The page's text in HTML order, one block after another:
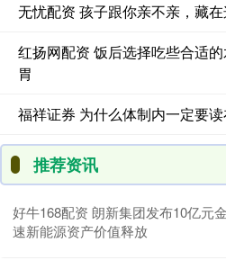
无忧配资 孩子跟你亲不亲，藏
红扬网配资 饭后选择吃些合适
胃
福祥证券 为什么体制内一定要
推荐资讯
好牛168配资 朗新集团发布10亿元
速新能源资产价值释放